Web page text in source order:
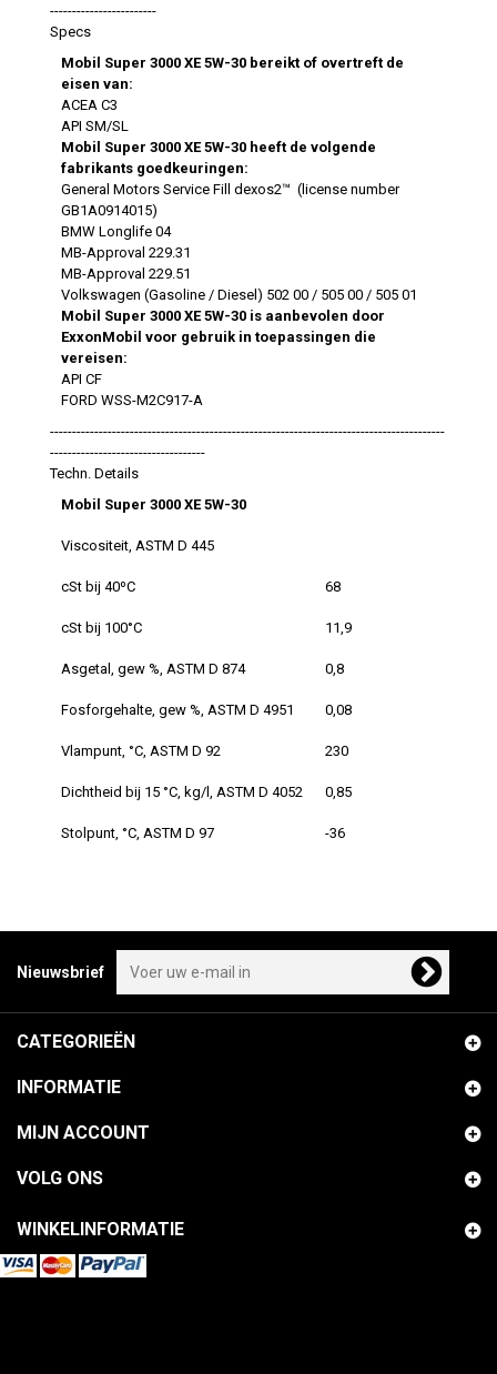
------------------------
Specs
Mobil Super 3000 XE 5W-30 bereikt of overtreft de
eisen van:
ACEA C3
API SM/SL
Mobil Super 3000 XE 5W-30 heeft de volgende
fabrikants goedkeuringen:
General Motors Service Fill dexos2™ (license number
GB1A0914015)
BMW Longlife 04
MB-Approval 229.31
MB-Approval 229.51
Volkswagen (Gasoline / Diesel) 502 00 / 505 00 / 505 01
Mobil Super 3000 XE 5W-30 is aanbevolen door
ExxonMobil voor gebruik in toepassingen die
vereisen:
API CF
FORD WSS-M2C917-A
-----------------------------------------------------------------------------------------
-----------------------------------
Techn. Details
Mobil Super 3000 XE 5W-30
Viscositeit, ASTM D 445
cSt bij 40ºC 68
cSt bij 100°C 11,9
Asgetal, gew %, ASTM D 874 0,8
Fosforgehalte, gew %, ASTM D 4951 0,08
Vlampunt, °C, ASTM D 92 230
Dichtheid bij 15 °C, kg/l, ASTM D 4052 0,85
Stolpunt, °C, ASTM D 97 -36
Nieuwsbrief
CATEGORIEËN
INFORMATIE
MIJN ACCOUNT
VOLG ONS
WINKELINFORMATIE